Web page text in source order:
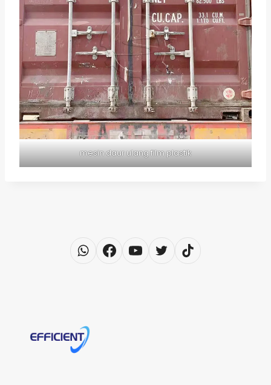
mesin daur ulang film plastik